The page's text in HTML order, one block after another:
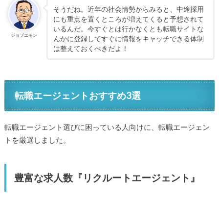
ジョブエモン
そうだね。近年の社会情勢からみると、中途採用
にも重点を置くところが増えてくると予想されて
いるんだ。今すぐとは行かなくとも転職サイトな
んかに登録してすぐに情報をキャッチできる体制
は整えておくべきだよ！
転職エージェントおすすめ3選
転職エージェント選びに困っている人向けに、転職エージェン
トを厳選しました。
豊富な求人数『リクルートエージェント』